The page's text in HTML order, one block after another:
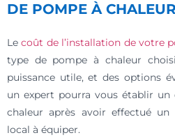
DE POMPE À
Le coût de l’installation de votre
type de pompe à chaleur
puissance utile, et des options
un expert pourra vous établir
chaleur après avoir effectué
local à équiper.